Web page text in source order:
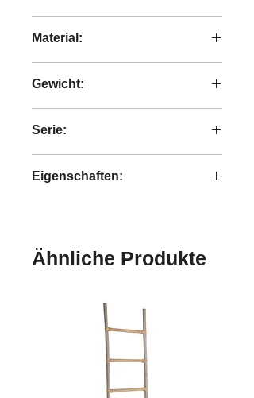
Material:
Gewicht:
Serie:
Eigenschaften:
Ähnliche Produkte